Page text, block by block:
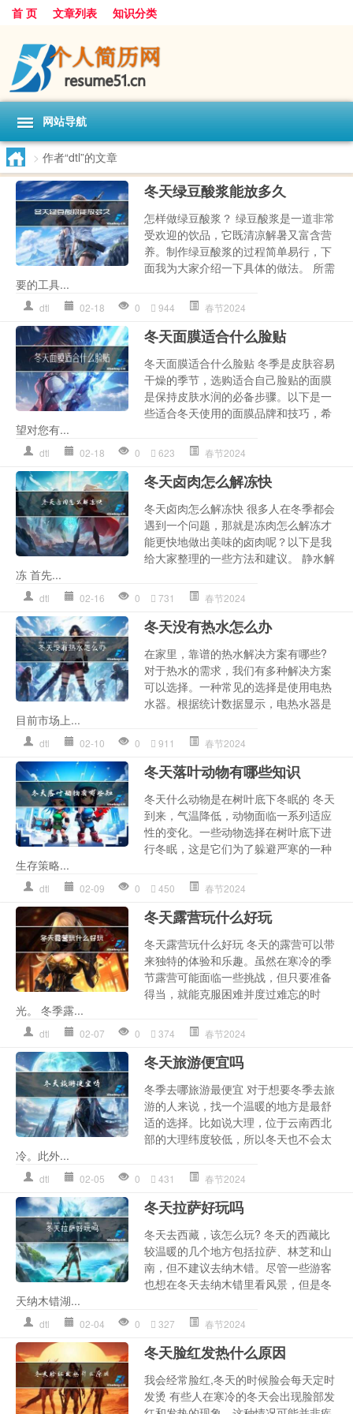
首 页 文章列表 知识分类
网站导航
> 作者“dtl”的文章
冬天绿豆酸浆能放多久
怎样做绿豆酸浆？ 绿豆酸浆是一道非常
受欢迎的饮品，它既清凉解暑又富含营
养。制作绿豆酸浆的过程简单易行，下
面我为大家介绍一下具体的做法。 所需
要的工具...
dtl 02-18 0 944 春节2024
冬天面膜适合什么脸贴
冬天面膜适合什么脸贴 冬季是皮肤容易
干燥的季节，选购适合自己脸贴的面膜
是保持皮肤水润的必备步骤。以下是一
些适合冬天使用的面膜品牌和技巧，希
望对您有...
dtl 02-18 0 623 春节2024
冬天卤肉怎么解冻快
冬天卤肉怎么解冻快 很多人在冬季都会
遇到一个问题，那就是冻肉怎么解冻才
能更快地做出美味的卤肉呢？以下是我
给大家整理的一些方法和建议。 静水解
冻 首先...
dtl 02-16 0 731 春节2024
冬天没有热水怎么办
在家里，靠谱的热水解决方案有哪些?
对于热水的需求，我们有多种解决方案
可以选择。一种常见的选择是使用电热
水器。根据统计数据显示，电热水器是
目前市场上...
dtl 02-10 0 911 春节2024
冬天落叶动物有哪些知识
冬天什么动物是在树叶底下冬眠的 冬天
到来，气温降低，动物面临一系列适应
性的变化。一些动物选择在树叶底下进
行冬眠，这是它们为了躲避严寒的一种
生存策略...
dtl 02-09 0 450 春节2024
冬天露营玩什么好玩
冬天露营玩什么好玩 冬天的露营可以带
来独特的体验和乐趣。虽然在寒冷的季
节露营可能面临一些挑战，但只要准备
得当，就能克服困难并度过难忘的时
光。 冬季露...
dtl 02-07 0 374 春节2024
冬天旅游便宜吗
冬季去哪旅游最便宜 对于想要冬季去旅
游的人来说，找一个温暖的地方是最舒
适的选择。比如说大理，位于云南西北
部的大理纬度较低，所以冬天也不会太
冷。此外...
dtl 02-05 0 431 春节2024
冬天拉萨好玩吗
冬天去西藏，该怎么玩? 冬天的西藏比
较温暖的几个地方包括拉萨、林芝和山
南，但不建议去纳木错。尽管一些游客
也想在冬天去纳木错里看风景，但是冬
天纳木错湖...
dtl 02-04 0 327 春节2024
冬天脸红发热什么原因
我会经常脸红,冬天的时候脸会每天定时
发烫 有些人在寒冷的冬天会出现脸部发